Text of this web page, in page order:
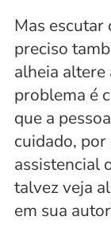
Mas escutar
preciso
alheia
problema é
que a
cuidado,
assistencial
talvez veja
em sua